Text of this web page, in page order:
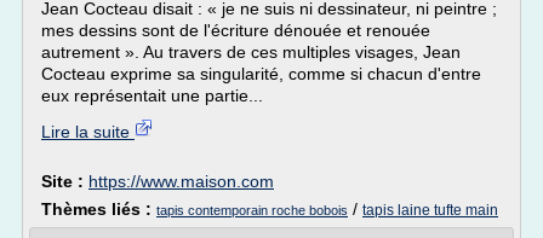
Jean Cocteau disait : « je ne suis ni dessinateur, ni peintre ;
mes dessins sont de l'écriture dénouée et renouée
autrement ». Au travers de ces multiples visages, Jean
Cocteau exprime sa singularité, comme si chacun d'entre
eux représentait une partie...
Lire la suite
Site : https://www.maison.com
Thèmes liés : tapis contemporain roche bobois / tapis laine tufte main